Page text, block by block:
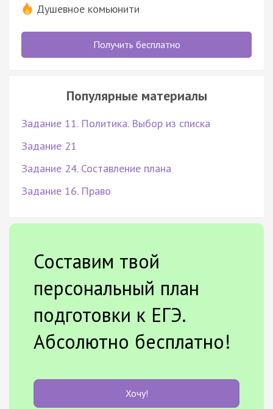
Душевное комьюнити
Получить бесплатно
Популярные материалы
Задание 11. Политика. Выбор из списка
Задание 21
Задание 24. Составление плана
Задание 16. Право
Составим твой
персональный план
подготовки к ЕГЭ.
Абсолютно бесплатно!
Хочу!